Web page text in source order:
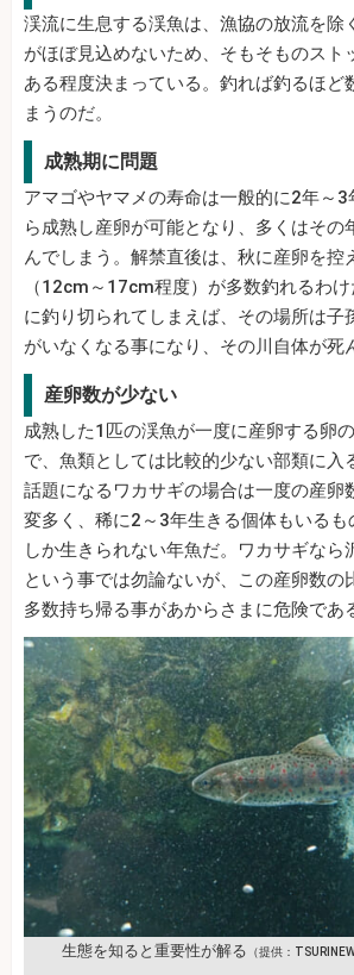
渓流に生息する渓魚は、漁協の放流を除
がほぼ見込めないため、そもそものスト
ある程度決まっている。釣れば釣るほど
まうのだ。
成熟期に問題
アマゴやヤマメの寿命は一般的に2年～
ら成熟し産卵が可能となり、多くはその
んでしまう。解禁直後は、秋に産卵を控
（12cm～17cm程度）が多数釣れるわ
に釣り切られてしまえば、その場所は子
がいなくなる事になり、その川自体が死
産卵数が少ない
成熟した1匹の渓魚が一度に産卵する卵
で、魚類としては比較的少ない部類に入
話題になるワカサギの場合は一度の産卵
変多く、稀に2～3年生きる個体もいる
しか生きられない年魚だ。ワカサギなら
という事では勿論ないが、この産卵数の
多数持ち帰る事があからさまに危険であ
生態を知ると重要性が解る （提供：